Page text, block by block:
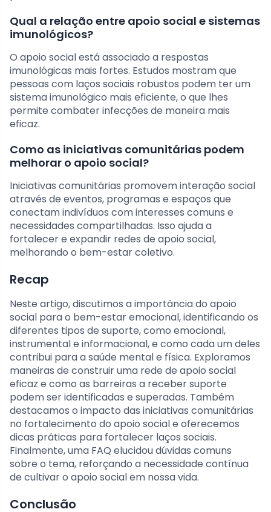
Qual a relação entre apoio social e sistemas
imunológicos?
O apoio social está associado a respostas
imunológicas mais fortes. Estudos mostram que
pessoas com laços sociais robustos podem ter um
sistema imunológico mais eficiente, o que lhes
permite combater infecções de maneira mais
eficaz.
Como as iniciativas comunitárias podem
melhorar o apoio social?
Iniciativas comunitárias promovem interação social
através de eventos, programas e espaços que
conectam indivíduos com interesses comuns e
necessidades compartilhadas. Isso ajuda a
fortalecer e expandir redes de apoio social,
melhorando o bem-estar coletivo.
Recap
Neste artigo, discutimos a importância do apoio
social para o bem-estar emocional, identificando os
diferentes tipos de suporte, como emocional,
instrumental e informacional, e como cada um deles
contribui para a saúde mental e física. Exploramos
maneiras de construir uma rede de apoio social
eficaz e como as barreiras a receber suporte
podem ser identificadas e superadas. Também
destacamos o impacto das iniciativas comunitárias
no fortalecimento do apoio social e oferecemos
dicas práticas para fortalecer laços sociais.
Finalmente, uma FAQ elucidou dúvidas comuns
sobre o tema, reforçando a necessidade contínua
de cultivar o apoio social em nossa vida.
Conclusão